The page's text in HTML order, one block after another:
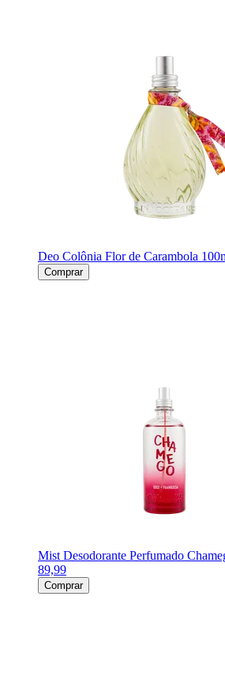
Deo Colônia Flor de Carambola
Comprar
Mist Desodorante Perfumado
89,99
Comprar